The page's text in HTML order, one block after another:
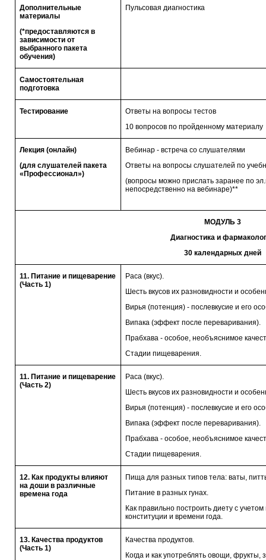
Дополнительные
материалы
(*предоставляются в
зависимости от
выбранного пакета
обучения)
Пульсовая диагностика
Самостоятельная
подготовка
Тестирование
Ответы на вопросы тестов
10 вопросов по пройденному материалу
Лекция (онлайн)
(для слушателей пакета
«Профессионал»)
Вебинар - встреча со слушателями
Ответы на вопросы слушателей по
(вопросы можно прислать заранее по
непосредственно на вебинаре)**
МОДУЛЬ 3
Диагностика и
30 календарных дней
11. Питание и пищеварение
(Часть 1)
Раса (вкус).
Шесть вкусов их разновидности и
Вирья (потенция) - послевкусие и его
Випака (эффект после переваривания).
Прабхава - особое, необъяснимое
Стадии пищеварения.
11. Питание и пищеварение
(Часть 2)
Раса (вкус).
Шесть вкусов их разновидности и
Вирья (потенция) - послевкусие и его
Випака (эффект после переваривания).
Прабхава - особое, необъяснимое
Стадии пищеварения.
12. Как продукты влияют
на доши в различные
времена года
Пища для разных типов тела: ваты,
Питание в разных гунах.
Как правильно построить диету с
конституции и времени года.
13. Качества продуктов
(Часть 1)
Качества продуктов.
Когда и как употреблять овощи,